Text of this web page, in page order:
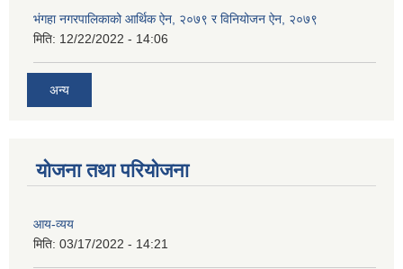
भंगहा नगरपालिकाको आर्थिक ऐन, २०७९ र विनियोजन ऐन, २०७९
मिति: 12/22/2022 - 14:06
अन्य
योजना तथा परियोजना
आय-व्यय
मिति: 03/17/2022 - 14:21